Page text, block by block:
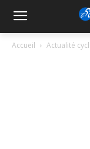
Accueil Actualité